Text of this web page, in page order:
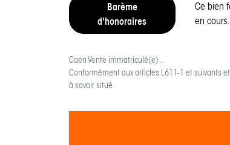
Barème
d'honoraires
Ce bien
en cours.
Caen Vente immatriculé(e) .
Conformément aux articles L611-1 et suivants
à savoir situé